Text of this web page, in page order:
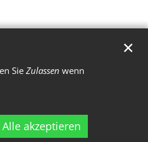
Sie Zulassen wenn
Alle akzeptieren
✕